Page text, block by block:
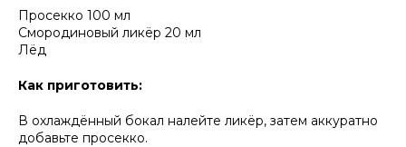
Просекко 100 мл
Смородиновый ликёр 20 мл
Лёд
Как приготовить:
В охлаждённый бокал налейте ликёр, затем аккуратно
добавьте просекко.